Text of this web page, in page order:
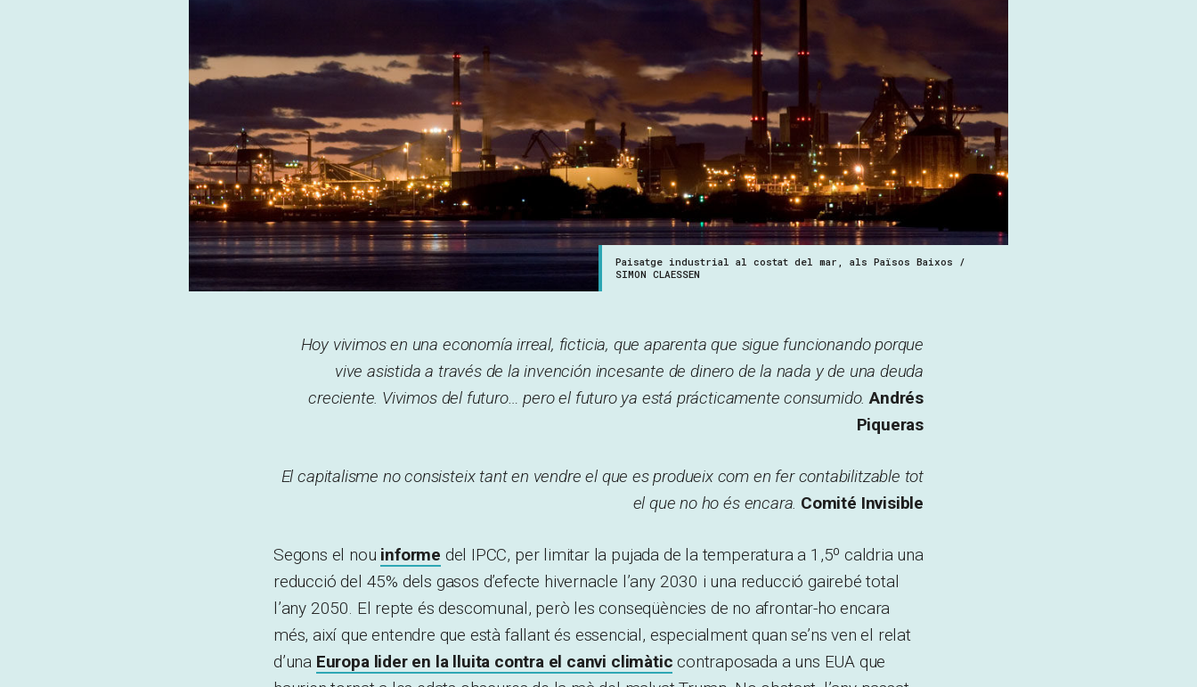
Paisatge industrial al costat del mar, als Països Baixos /
SIMON CLAESSEN
Hoy vivimos en una economía irreal, ficticia, que aparenta que sigue funcionando porque
vive asistida a través de la invención incesante de dinero de la nada y de una deuda
creciente. Vivimos del futuro… pero el futuro ya está prácticamente consumido.Andrés
Piqueras
El capitalisme no consisteix tant en vendre el que es produeix com en fer contabilitzable tot
el que no ho és encara. Comité Invisible
Segons el nou informe del IPCC, per limitar la pujada de la temperatura a 1,5º caldria una
reducció del 45% dels gasos d’efecte hivernacle l’any 2030 i una reducció gairebé total
l’any 2050. El repte és descomunal, però les conseqüències de no afrontar-ho encara
més, així que entendre que està fallant és essencial, especialment quan se’ns ven el relat
d’una Europa lider en la lluita contra el canvi climàtic contraposada a uns EUA que